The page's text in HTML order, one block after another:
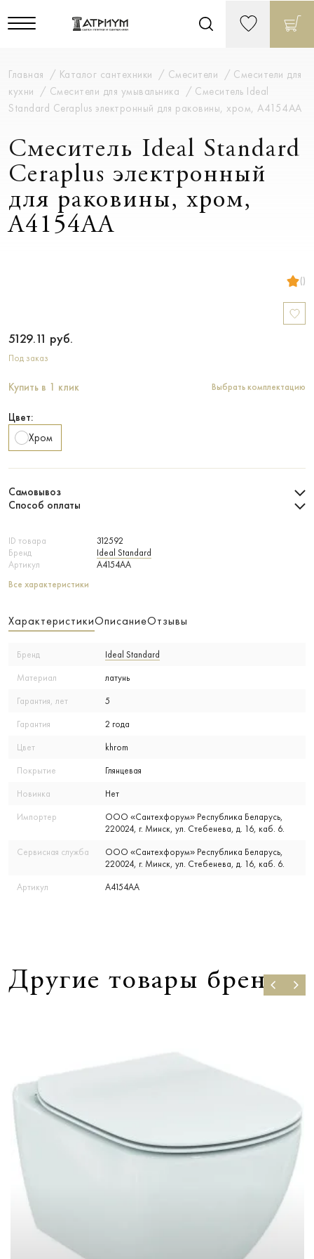
Главная Каталог сантехники Смесители
Смесители для
кухни
Смесители для умывальника
Смеситель Ideal
Standard Ceraplus электронный для раковины, хром, A4154AA
Смеситель Ideal Standard
Ceraplus электронный
для раковины, хром,
A4154AA
()
ID товара
312592
Бренд
Ideal Standard
Артикул
A4154AA
Все характеристики
5129.11 руб.
Под заказ
Купить в 1 клик Выбрать комплектацию
Цвет:
Хром
Самовывоз
Способ оплаты
ХарактеристикиОписаниеОтзывы
Бренд Ideal Standard
Материал латунь
Гарантия, лет 5
Гарантия 2 года
Цвет khrom
Покрытие Глянцевая
Новинка Нет
Импортер
ООО «Сантехфорум» Республика Беларусь,
220024, г. Минск, ул. Стебенева, д. 16, каб. 6.
Сервисная служба
ООО «Сантехфорум» Республика Беларусь,
220024, г. Минск, ул. Стебенева, д. 16, каб. 6.
Артикул A4154AA
Другие товары бренда